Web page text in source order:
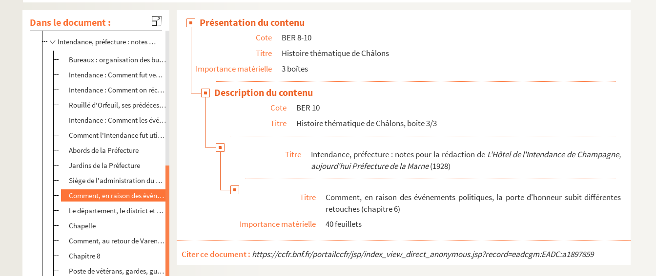
Dans le document :
Mesures, mesurages, poids et mesures
Télégraphe Chappe
Intendance, préfecture : notes pour la rédaction de
L'Hôtel de l'Intendance de Champagne, aujourd'hu...
Bureaux : organisation des bureaux de la Préfecture - employés du département (vie chère) 1792
Intendance : Comment fut vendu le mobilier de l'époque révolutionnaire (chapitre 13)
Intendance : Comment on récupéra une partie de ce mobilier et comment s'y adjoignit une décoration d...
Rouillé d'Orfeuil, ses prédécesseurs et les Châlonnais
Intendance : Comment les événements de la Révolution portèrent préjudice à l'Hôtel (chapitre 12)
Comment l'Intendance fut utilisée ou convoitée, sous la Révolution, par plusieurs administrations, s...
Abords de la Préfecture
Jardins de la Préfecture
Siège de l'administration du département (à l'Intendance)
Comment, en raison des événements politiques, la porte d'honneur subit différentes retouches (chapit...
Le département, le district et son tribunal, la maison d'arrêt à la ci-devant Intendance - Projet Po...
Chapelle
Comment, au retour de Varennes, la famille royale fut accueillie à l'Intendance (chapitre 15)
Chapitre 8
Poste de vétérans, gardes, guérites (chapitre 17) (utilisé)
Présentation du contenu
Cote
BER 8-10
Titre
Histoire thématique de Châlons
Importance matérielle
3 boîtes
Description du contenu
Cote
BER 10
Titre
Histoire thématique de Châlons, boîte 3/3
Titre Intendance, préfecture : notes pour la rédaction de L'Hôtel de l'Intendance de Champagne,
aujourd'hui Préfecture de la Marne(1928)
Titre
Comment, en raison des événements politiques, la porte d'honneur subit différentes
retouches (chapitre 6)
Importance matérielle
40 feuillets
Citer ce document : https://ccfr.bnf.fr/portailccfr/jsp/index_view_direct_anonymous.jsp?record=eadcgm:EADC:a1897859